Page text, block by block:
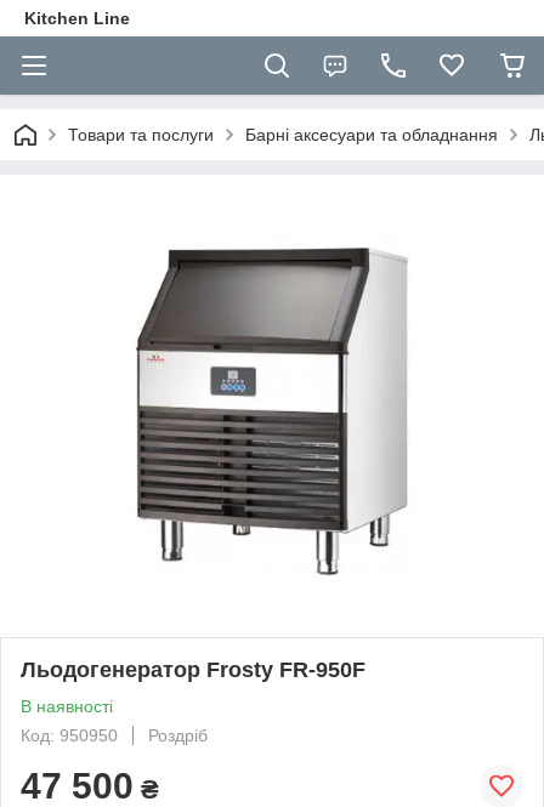
Kitchen Line
Товари та послуги Барні аксесуари та обладнання
Льодогенератор Frosty FR-950F
В наявності
Код: 950950
Роздріб
47 500 ₴